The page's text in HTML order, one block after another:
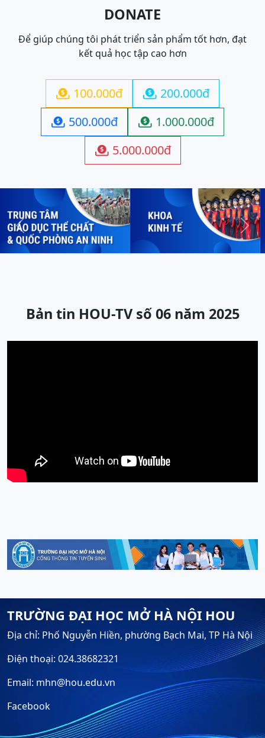
DONATE
Để giúp chúng tôi phát triển sản phẩm tốt hơn, đạt
kết quả học tập cao hơn
 100.000đ  200.000đ
 500.000đ  1.000.000đ
 5.000.000đ
Previous Next
Bản tin HOU-TV số 06 năm 2025
TRƯỜNG ĐẠI HỌC MỞ HÀ NỘI HOU
Địa chỉ: Phố Nguyễn Hiền, phường Bạch Mai, TP Hà Nội
Điện thoại: 024.38682321
Email: mhn@hou.edu.vn
Facebook